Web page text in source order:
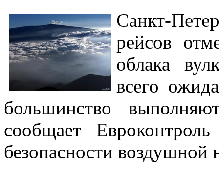
Санкт-
рейсов
облака
всего
большинство
сообщает
безопасности воздушной